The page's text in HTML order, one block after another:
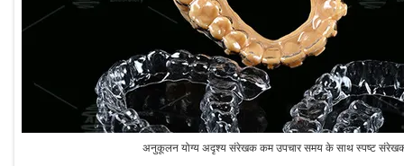
अनुकूलन योग्य अदृश्य संरेखक कम उपचार समय के साथ स्पष्ट